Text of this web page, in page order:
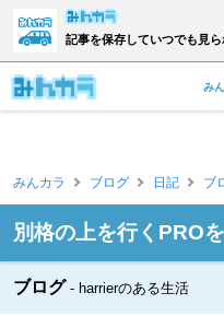
記事を保存していつでも見ら
み
みんカラ ブログ 日記 ブ
別格の上を行くPRO
ブログ harrierのある生活